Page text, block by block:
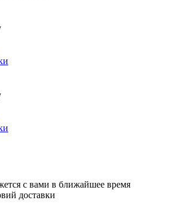
с вами в ближайшее время
доставки